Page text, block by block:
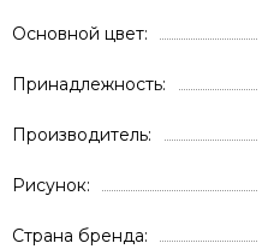
Основной цвет
Принадлежность
Производитель
Рисунок
Страна бренда